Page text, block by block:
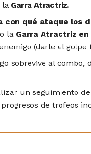
la Garra Atractriz.
con qué ataque los
la Garra Atractriz en
enemigo (darle el
sobrevive al
un seguimiento
de trofeos